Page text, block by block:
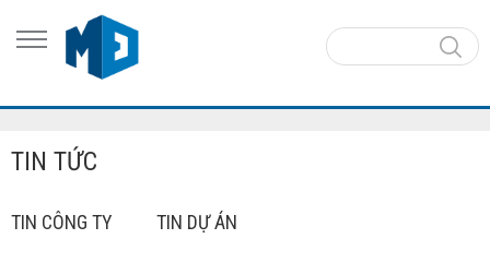
TIN TỨC
TIN CÔNG TY TIN DỰ ÁN